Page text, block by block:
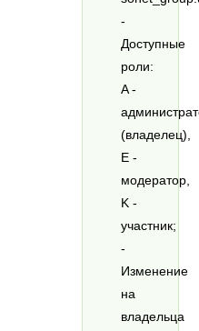
-
Доступные
роли:
A -
(владелец),
E -
модератор,
K -
участник;
-
Изменение
на
владельца